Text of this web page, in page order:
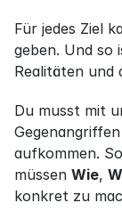
Für jedes Ziel
geben. Und so
Realitäten und
Du musst mit
aufkommen.
müssen Wie,
konkret zu